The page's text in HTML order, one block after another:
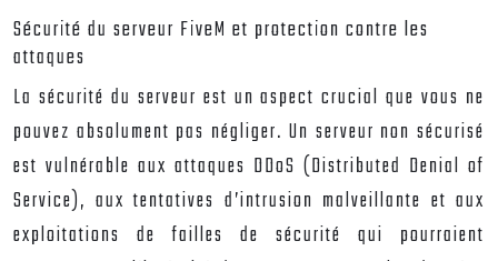
Sécurité du serveur FiveM et protection contre les
attaques
La sécurité du serveur est un aspect crucial que vous ne
pouvez absolument pas négliger. Un serveur non sécurisé
est vulnérable aux attaques DDoS (Distributed Denial of
Service), aux tentatives d’intrusion malveillante et aux
exploitations de failles de sécurité qui pourraient